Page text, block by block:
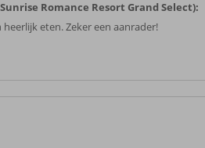
Romance Resort Grand Select):
eten. Zeker een aanrader!